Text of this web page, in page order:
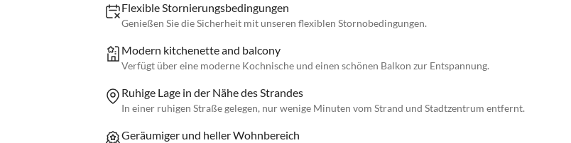
Flexible Stornierungsbedingungen
Genießen Sie die Sicherheit mit unseren flexiblen Stornobedingungen.
Modern kitchenette and balcony
Verfügt über eine moderne Kochnische und einen schönen Balkon zur Entspannung.
Ruhige Lage in der Nähe des Strandes
In einer ruhigen Straße gelegen, nur wenige Minuten vom Strand und Stadtzentrum entfernt.
Geräumiger und heller Wohnbereich